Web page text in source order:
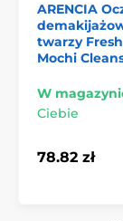
ARENCIA
twarzy
Mochi
W
Ciebie
78.82 zł